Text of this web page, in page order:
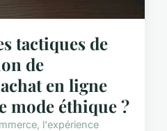
tactiques de
de
en ligne
mode éthique ?
l'expérience